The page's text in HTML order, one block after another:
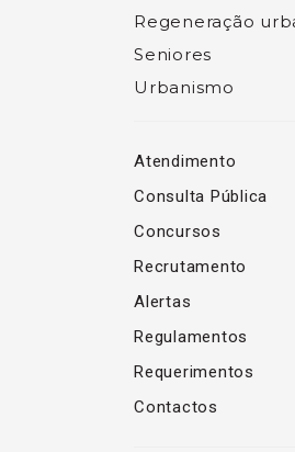
Regeneração
Seniores
Urbanismo
Atendimento
Consulta Pública
Concursos
Recrutamento
Alertas
Regulamentos
Requerimentos
Contactos